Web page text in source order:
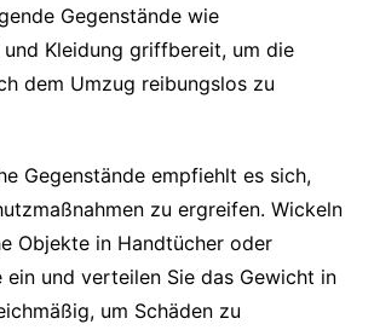
Gegenstände wie
Kleidung griffbereit, um die
dem Umzug reibungslos zu
Gegenstände empfiehlt es sich,
zu ergreifen. Wickeln
Objekte in Handtücher oder
und verteilen Sie das Gewicht in
um Schäden zu